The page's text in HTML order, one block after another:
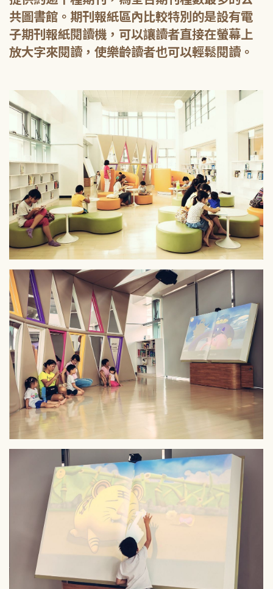
共圖書館。期刊報紙區內比較特別的是設有電
子期刊報紙閱讀機，可以讓讀者直接在螢幕上
放大字來閱讀，使樂齡讀者也可以輕鬆閱讀。